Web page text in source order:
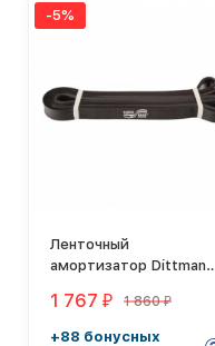
-5%
Ленточный
амортизатор Dittmann
1 767₽ 1 860₽
+88 бонусных